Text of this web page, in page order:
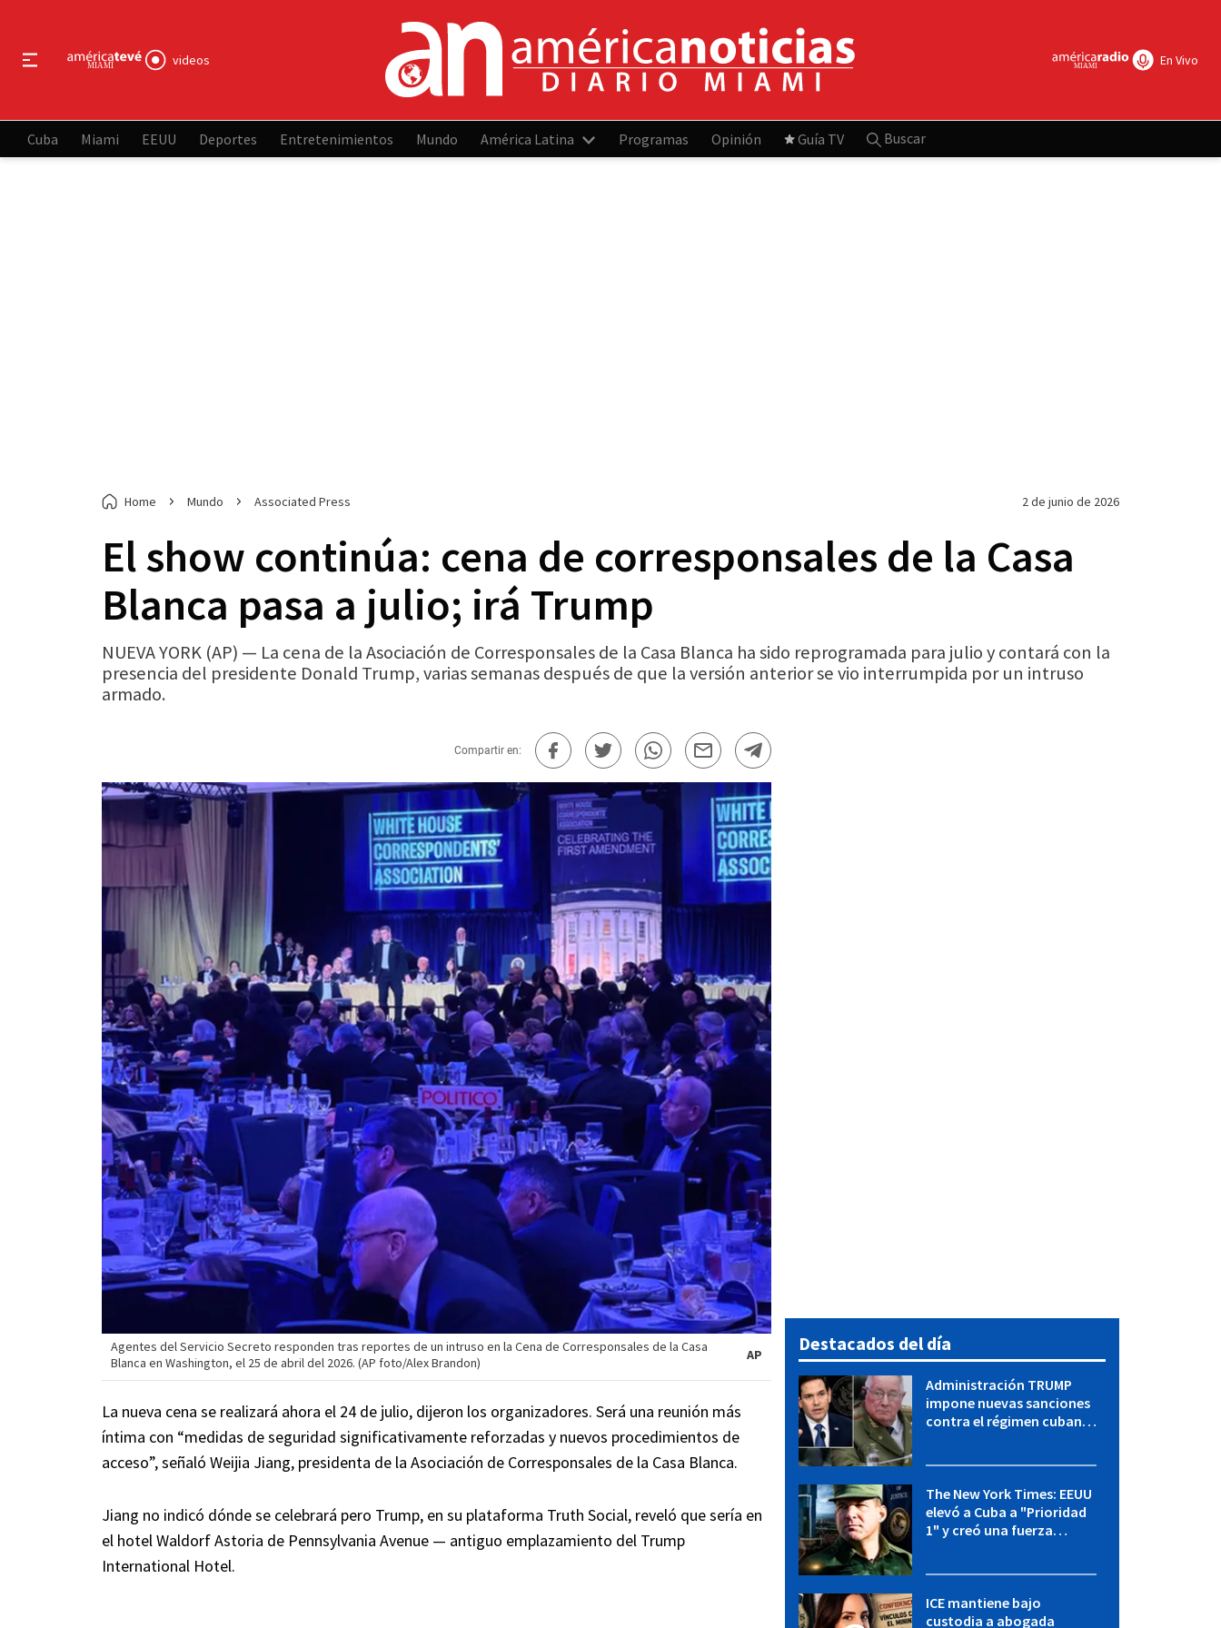
videos En Vivo
Cuba Miami EEUU Deportes Entretenimientos Mundo América Latina Programas Opinión Guía TV Buscar
Home Mundo Associated Press 2 de junio de 2026
El show continúa: cena de corresponsales de la Casa
Blanca pasa a julio; irá Trump
NUEVA YORK (AP) — La cena de la Asociación de Corresponsales de la Casa Blanca ha sido reprogramada para julio y contará con la
presencia del presidente Donald Trump, varias semanas después de que la versión anterior se vio interrumpida por un intruso
armado.
Compartir en:
Agentes del Servicio Secreto responden tras reportes de un intruso en la Cena de Corresponsales de la Casa
Blanca en Washington, el 25 de abril del 2026. (AP foto/Alex Brandon)
AP
La nueva cena se realizará ahora el 24 de julio, dijeron los organizadores. Será una reunión más
íntima con “medidas de seguridad significativamente reforzadas y nuevos procedimientos de
acceso”, señaló Weijia Jiang, presidenta de la Asociación de Corresponsales de la Casa Blanca.
Jiang no indicó dónde se celebrará pero Trump, en su plataforma Truth Social, reveló que sería en
el hotel Waldorf Astoria de Pennsylvania Avenue — antiguo emplazamiento del Trump
International Hotel.
Destacados del día
Administración TRUMP
impone nuevas sanciones
contra el régimen cubano:
The New York Times: EEUU
elevó a Cuba a "Prioridad
1" y creó una fuerza
ICE mantiene bajo
custodia a abogada